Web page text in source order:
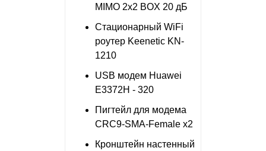
MIMO 2x2 BOX 20 дБ
Стационарный WiFi
роутер Keenetic KN-
1210
USB модем Huawei
E3372H - 320
Пигтейл для модема
CRC9-SMA-Female x2
Кронштейн настенный